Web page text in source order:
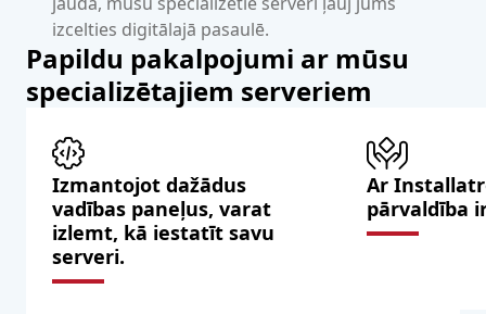
izcelties digitālajā pasaulē.
Papildu pakalpojumi ar mūsu
specializētajiem serveriem
Izmantojot dažādus
vadības paneļus, varat
izlemt, kā iestatīt savu
serveri.
Ar
pārvaldība